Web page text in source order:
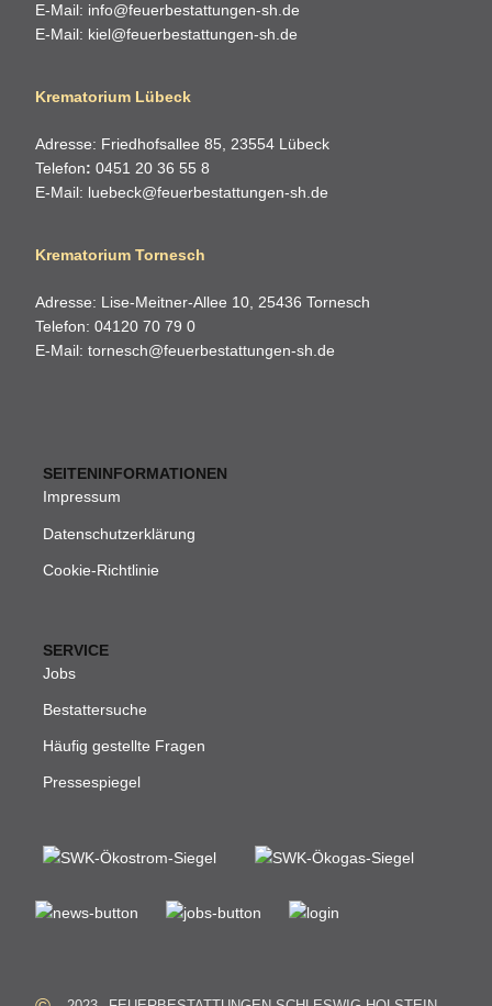
E-Mail: info@feuerbestattungen-sh.de
E-Mail: kiel@feuerbestattungen-sh.de
Krematorium Lübeck
Adresse: Friedhofsallee 85, 23554 Lübeck
Telefon: 0451 20 36 55 8
E-Mail: luebeck@feuerbestattungen-sh.de
Krematorium Tornesch
Adresse: Lise-Meitner-Allee 10, 25436 Tornesch
Telefon: 04120 70 79 0
E-Mail: tornesch@feuerbestattungen-sh.de
SEITENINFORMATIONEN
Impressum
Datenschutzerklärung
Cookie-Richtlinie
SERVICE
Jobs
Bestattersuche
Häufig gestellte Fragen
Pressespiegel